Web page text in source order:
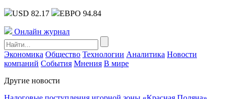
USD 82.17 ЕВРО 94.84
Онлайн журнал
Экономика Общество Технологии Аналитика Новости
компаний События Мнения В мире
Другие новости